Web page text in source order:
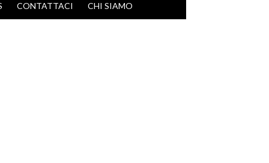
CONTATTACI CHI SIAMO